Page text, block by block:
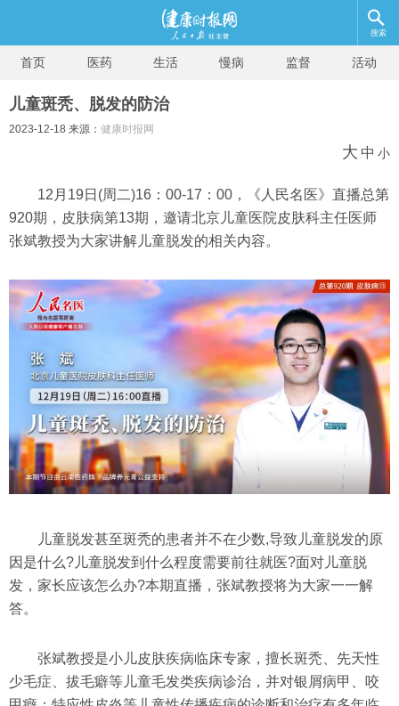
搜索
首页 医药 生活 慢病 监督 活动
儿童斑秃、脱发的防治
2023-12-18 来源： 健康时报网
大 中 小
12月19日(周二)16：00-17：00，《人民名医》直播总第
920期，皮肤病第13期，邀请北京儿童医院皮肤科主任医师
张斌教授为大家讲解儿童脱发的相关内容。
儿童脱发甚至斑秃的患者并不在少数,导致儿童脱发的原
因是什么?儿童脱发到什么程度需要前往就医?面对儿童脱
发，家长应该怎么办?本期直播，张斌教授将为大家一一解
答。
张斌教授是小儿皮肤疾病临床专家，擅长斑秃、先天性
少毛症、拔毛癖等儿童毛发类疾病诊治，并对银屑病甲、咬